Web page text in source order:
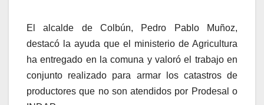
El alcalde de Colbún, Pedro Pablo Muñoz,
destacó la ayuda que el ministerio de Agricultura
ha entregado en la comuna y valoró el trabajo en
conjunto realizado para armar los catastros de
productores que no son atendidos por Prodesal o